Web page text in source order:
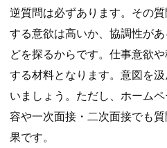
逆質問は必ずあります。その
する意欲は高いか、協調性が
どを探るからです。仕事意欲
する材料となります。意図を
いましょう。ただし、ホーム
容や一次面接・二次面接でも
果です。